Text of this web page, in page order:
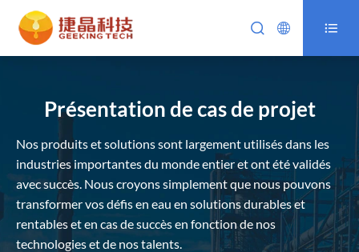
  
Présentation de cas de projet
Nos produits et solutions sont largement utilisés dans les
industries importantes du monde entier et ont été validés
avec succès. Nous croyons simplement que nous pouvons
transformer vos défis en eau en solutions durables et
rentables et en cas de succès en fonction de nos
technologies et de nos talents.